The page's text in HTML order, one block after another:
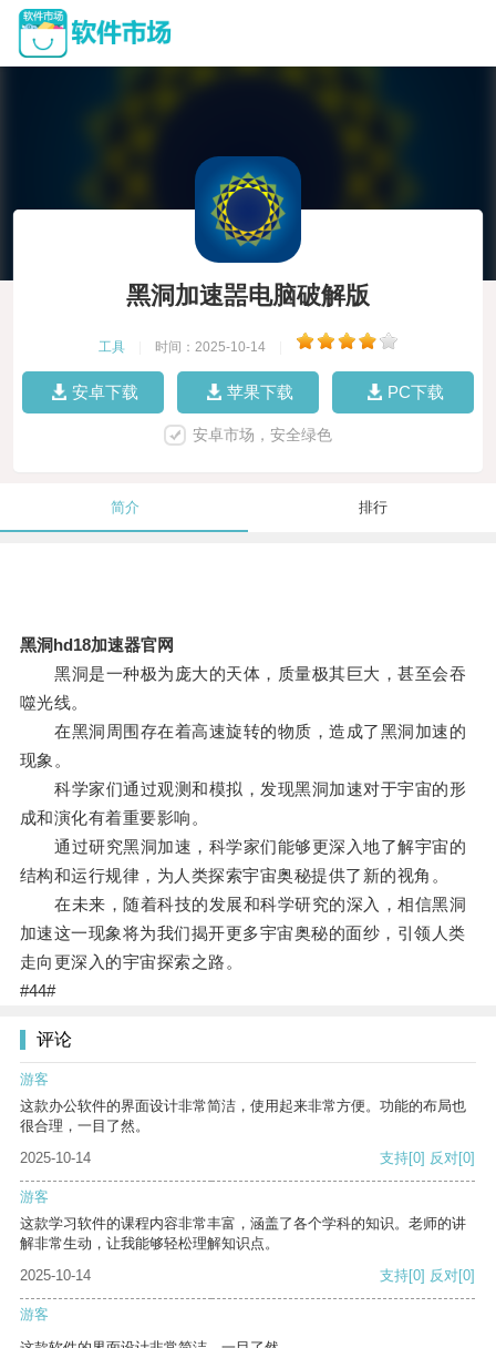
黑洞加速噐电脑破解版
工具 时间：2025-10-14
安卓下载 苹果下载 PC下载
安卓市场，安全绿色
简介 排行
黑洞hd18加速器官网
黑洞是一种极为庞大的天体，质量极其巨大，甚至会吞
噬光线。
在黑洞周围存在着高速旋转的物质，造成了黑洞加速的
现象。
科学家们通过观测和模拟，发现黑洞加速对于宇宙的形
成和演化有着重要影响。
通过研究黑洞加速，科学家们能够更深入地了解宇宙的
结构和运行规律，为人类探索宇宙奥秘提供了新的视角。
在未来，随着科技的发展和科学研究的深入，相信黑洞
加速这一现象将为我们揭开更多宇宙奥秘的面纱，引领人类
走向更深入的宇宙探索之路。
#44#
评论
游客
这款办公软件的界面设计非常简洁，使用起来非常方便。功能的布局也
很合理，一目了然。
2025-10-14
支持[0] 反对[0]
游客
这款学习软件的课程内容非常丰富，涵盖了各个学科的知识。老师的讲
解非常生动，让我能够轻松理解知识点。
2025-10-14
支持[0] 反对[0]
游客